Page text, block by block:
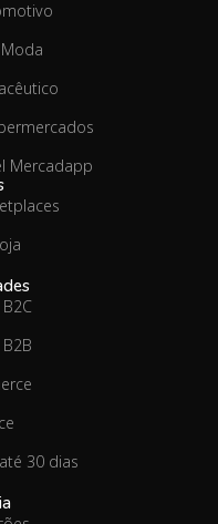
Mercadapp
30 dias